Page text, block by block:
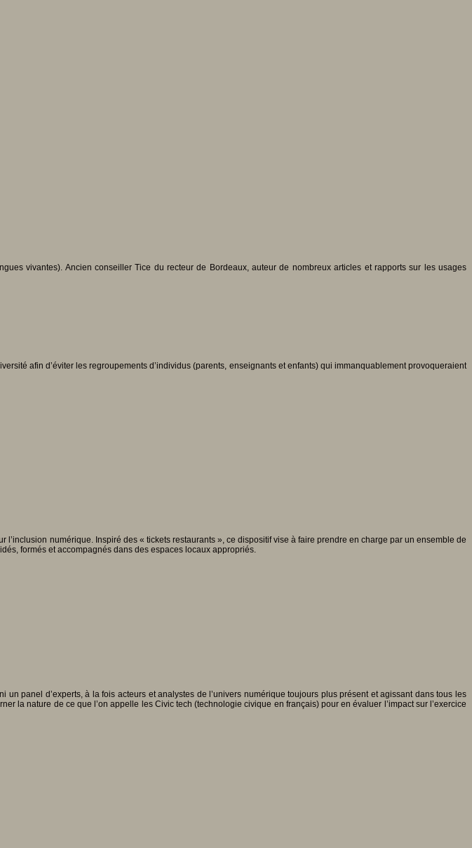
vivantes). Ancien conseiller Tice du recteur de Bordeaux, auteur de nombreux articles et rapports sur les usages
afin d’éviter les regroupements d’individus (parents, enseignants et enfants) qui immanquablement provoqueraient
numérique. Inspiré des « tickets restaurants », ce dispositif vise à faire prendre en charge par un ensemble de
formés et accompagnés dans des espaces locaux appropriés.
panel d’experts, à la fois acteurs et analystes de l’univers numérique toujours plus présent et agissant dans tous les
la nature de ce que l’on appelle les Civic tech (technologie civique en français) pour en évaluer l’impact sur l’exercice